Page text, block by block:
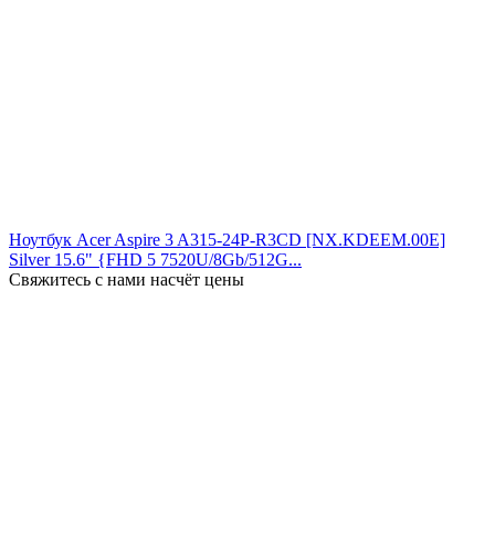
Ноутбук Acer Aspire 3 A315-24P-R3CD [NX.KDEEM.00E]
Silver 15.6" {FHD 5 7520U/8Gb/512G...
Свяжитесь с нами насчёт цены